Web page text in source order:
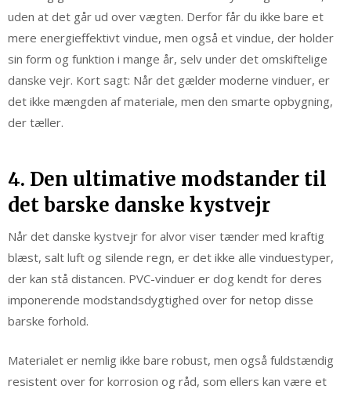
uden at det går ud over vægten. Derfor får du ikke bare et
mere energieffektivt vindue, men også et vindue, der holder
sin form og funktion i mange år, selv under det omskiftelige
danske vejr. Kort sagt: Når det gælder moderne vinduer, er
det ikke mængden af materiale, men den smarte opbygning,
der tæller.
4. Den ultimative modstander til
det barske danske kystvejr
Når det danske kystvejr for alvor viser tænder med kraftig
blæst, salt luft og silende regn, er det ikke alle vinduestyper,
der kan stå distancen. PVC-vinduer er dog kendt for deres
imponerende modstandsdygtighed over for netop disse
barske forhold.
Materialet er nemlig ikke bare robust, men også fuldstændig
resistent over for korrosion og råd, som ellers kan være et